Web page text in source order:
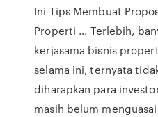
Ini Tips Membuat
Properti ... Terlebih,
kerjasama bisnis
selama ini, ternyata
diharapkan para
masih belum